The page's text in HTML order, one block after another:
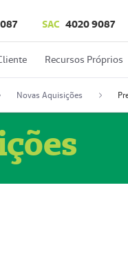
SAC 4020 9087
Recursos Próprios
Novas Aquisições